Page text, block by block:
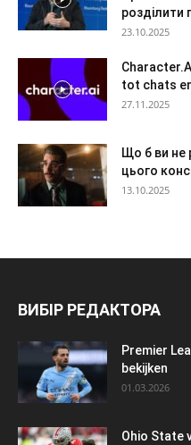
розділити
23.10.2025
tot chats
27.11.2025
Що б ви не
цього
13.10.2025
ВИБІР РЕДАКТОРА
Premier
bekijken
01.03.2026
Ohio State